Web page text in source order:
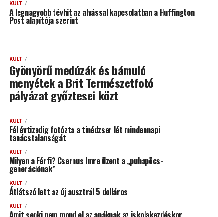
KULT
A legnagyobb tévhit az alvással kapcsolatban a Huffington
Post alapítója szerint
KULT
Gyönyörű medúzák és bámuló
menyétek a Brit Természetfotó
pályázat győztesei közt
KULT
Fél évtizedig fotózta a tinédzser lét mindennapi
tanácstalanságát
KULT
Milyen a Férfi? Csernus Imre üzent a „puhapöcs-
generációnak”
KULT
Átlátszó lett az új ausztrál 5 dolláros
KULT
Amit senki nem mond el az apáknak az iskolakezdéskor